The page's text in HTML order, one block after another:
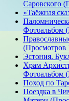
Саровского
«Таёжная
Фотоальбом
(Просмотров
Эстония.
Храм
Фотоальбом
Поход по
Поездка в